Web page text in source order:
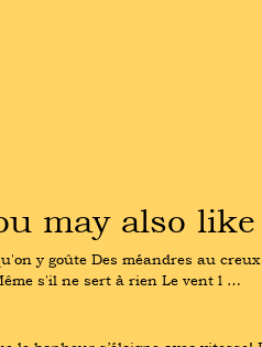
may also
y goûte Des méandres au
s'il ne sert à rien Le vent l …